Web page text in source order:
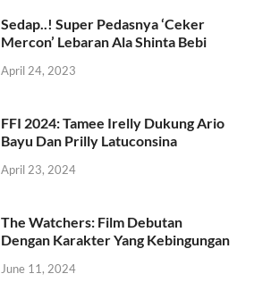
Sedap..! Super Pedasnya ‘Ceker
Mercon’ Lebaran Ala Shinta Bebi
April 24, 2023
FFI 2024: Tamee Irelly Dukung Ario
Bayu Dan Prilly Latuconsina
April 23, 2024
The Watchers: Film Debutan
Dengan Karakter Yang Kebingungan
June 11, 2024